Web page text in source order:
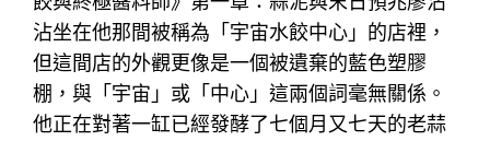
沾坐在他那間被稱為「宇宙水餃中心」的店裡，
但這間店的外觀更像是一個被遺棄的藍色塑膠
棚，與「宇宙」或「中心」這兩個詞毫無關係。
他正在對著一缸已經發酵了七個月又七天的老蒜